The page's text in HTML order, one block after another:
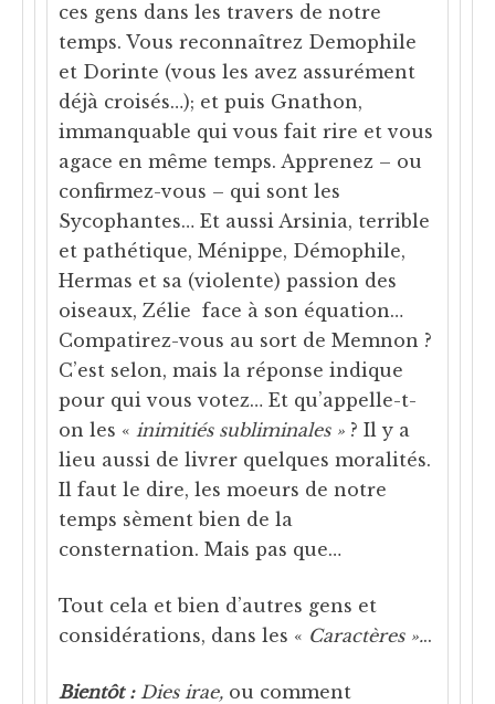
ces gens dans les travers de notre
temps. Vous reconnaîtrez Demophile
et Dorinte (vous les avez assurément
déjà croisés…); et puis Gnathon,
immanquable qui vous fait rire et vous
agace en même temps. Apprenez – ou
confirmez-vous – qui sont les
Sycophantes… Et aussi Arsinia, terrible
et pathétique, Ménippe, Démophile,
Hermas et sa (violente) passion des
oiseaux, Zélie face à son équation…
Compatirez-vous au sort de Memnon ?
C’est selon, mais la réponse indique
pour qui vous votez… Et qu’appelle-t-
on les « inimitiés subliminales » ? Il y a
lieu aussi de livrer quelques moralités.
Il faut le dire, les moeurs de notre
temps sèment bien de la
consternation. Mais pas que…
Tout cela et bien d’autres gens et
considérations, dans les « Caractères »...
Bientôt : Dies irae, ou comment